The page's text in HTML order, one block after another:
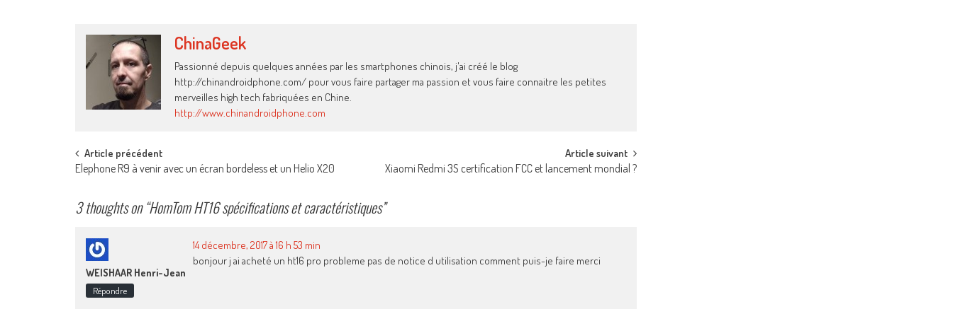
ChinaGeek
Passionné depuis quelques années par les smartphones chinois, j'ai créé le blog
http://chinandroidphone.com/ pour vous faire partager ma passion et vous faire connaitre les petites
merveilles high tech fabriquées en Chine.
http://www.chinandroidphone.com
Post
Article précédent
Elephone R9 à venir avec un écran bordeless et un Helio X20
Article suivant
Xiaomi Redmi 3S certification FCC et lancement mondial ?
3 thoughts on “HomTom HT16 spécifications et caractéristiques”
WEISHAAR Henri-Jean
14 décembre, 2017 à 16 h 53 min
bonjour j ai acheté un ht16 pro probleme pas de notice d utilisation comment puis-je faire merci
Répondre